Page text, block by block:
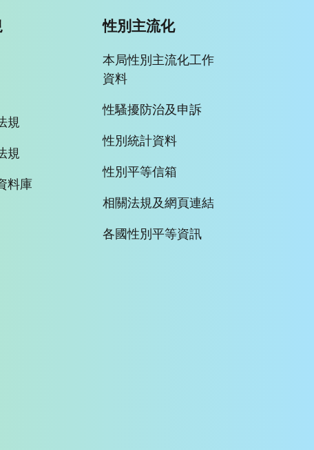
規
規
料庫
性別主流化
本局性別主流化工作
資料
性騷擾防治及申訴
性別統計資料
性別平等信箱
相關法規及網頁連結
各國性別平等資訊